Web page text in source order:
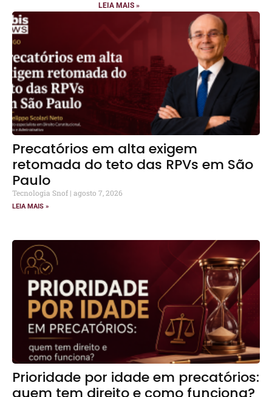
LEIA MAIS »
Precatórios em alta exigem
retomada do teto das RPVs em São
Paulo
Tecnologia Snof agosto 7, 2026
LEIA MAIS »
Prioridade por idade em precatórios:
quem tem direito e como funciona?